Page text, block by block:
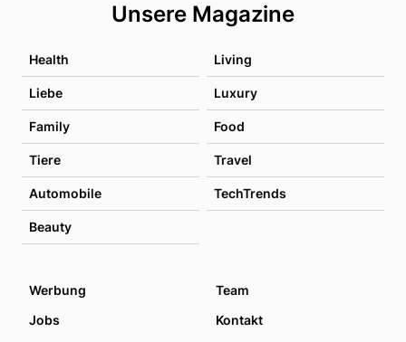
Unsere Magazine
Health Living
Liebe Luxury
Family Food
Tiere Travel
Automobile TechTrends
Beauty
Werbung
Team
Jobs
Kontakt